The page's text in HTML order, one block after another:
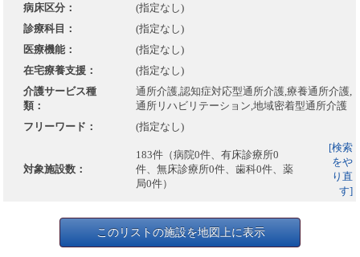
病床区分：
(指定なし)
診療科目：
(指定なし)
医療機能：
(指定なし)
在宅療養支援：
(指定なし)
介護サービス種
類：
通所介護,認知症対応型通所介護,療養通所介護,
通所リハビリテーション,地域密着型通所介護
フリーワード：
(指定なし)
対象施設数：
183件（病院0件、有床診療所0
件、無床診療所0件、歯科0件、薬
局0件）
[検索
をや
り直
す]
このリストの施設を地図上に表示